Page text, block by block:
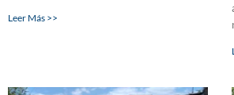
Leer Más >>